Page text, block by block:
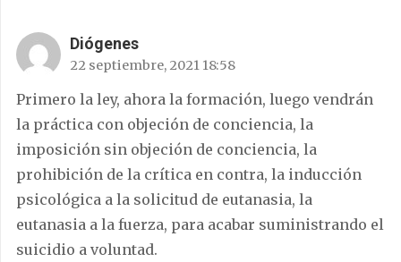
Diógenes
22 septiembre, 2021 18:58
Primero la ley, ahora la formación, luego vendrán
la práctica con objeción de conciencia, la
imposición sin objeción de conciencia, la
prohibición de la crítica en contra, la inducción
psicológica a la solicitud de eutanasia, la
eutanasia a la fuerza, para acabar suministrando el
suicidio a voluntad.